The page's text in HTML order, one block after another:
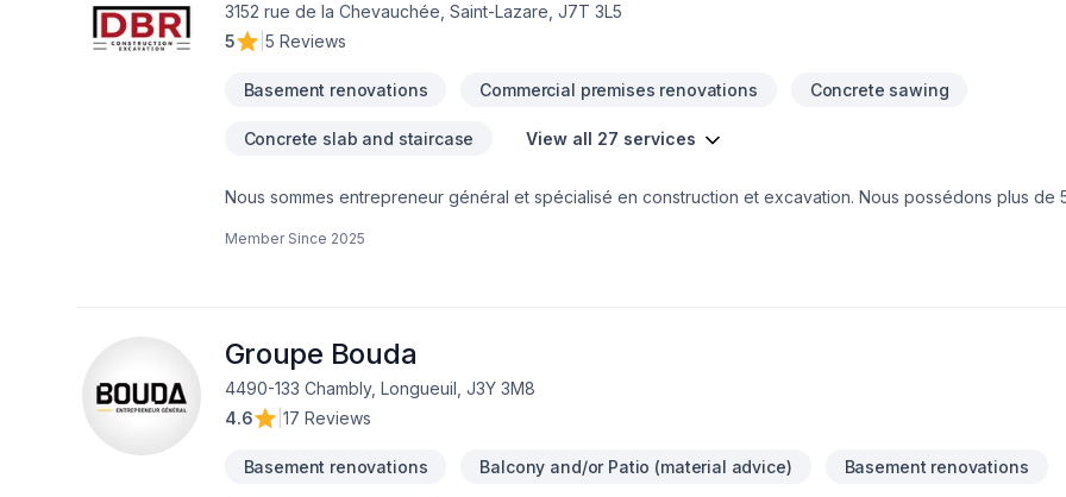
3152 rue de la Chevauchée, Saint-Lazare, J7T 3L5
5
5 Reviews
Basement renovations Commercial premises renovations Concrete sawing
Concrete slab and staircase View all 27 services
Nous sommes entrepreneur général et spécialisé en construction et excavation. Nous possédons plus de
les travaux d’excavation de bâtiment. Nous effectuons des raccordements et des branchements d'égoût
Member Since 2025
Groupe Bouda
4490-133 Chambly, Longueuil, J3Y 3M8
4.6
17 Reviews
Basement renovations Balcony and/or Patio (material advice) Basement renovations